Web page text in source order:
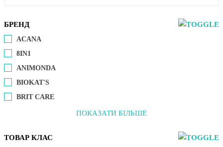
БРЕНД
ACANA
8IN1
ANIMONDA
BIOKAT'S
BRIT CARE
ПОКАЗАТИ БІЛЬШЕ
ТОВАР КЛАС